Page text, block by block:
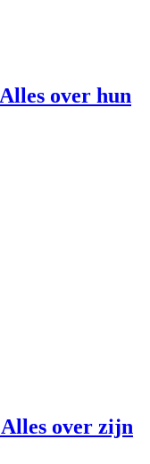
over hun
over zijn